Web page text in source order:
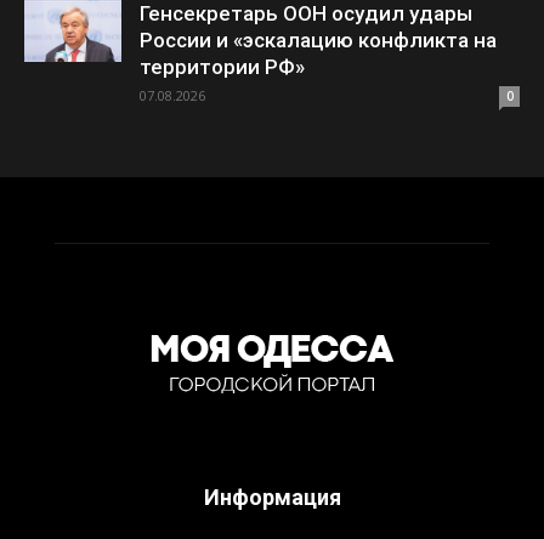
Генсекретарь ООН осудил удары
России и «эскалацию конфликта на
территории РФ»
07.08.2026 0
Информация